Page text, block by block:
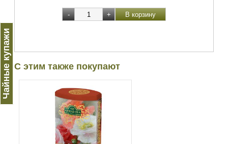
Чайные купажи С этим также покупают